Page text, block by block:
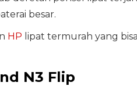
besar.
HP lipat termurah yang
N3 Flip